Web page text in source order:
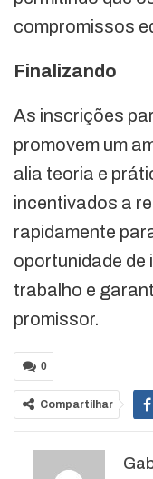
compromissos
Finalizando
As inscrições
promovem um
alia teoria e
incentivados a
rapidamente
oportunidade de
trabalho e
promissor.
0
Compartilhar